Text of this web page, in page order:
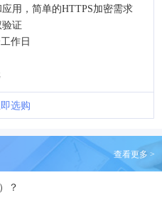
用，简单的HTTPS加密需求
证
作日
选购
查看更多 >
？